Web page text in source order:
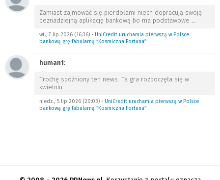
Zamiast zajmować się pierdołami niech dopracują swoją
beznadziejną aplikację bankową bo ma podstawowe …
wt., 7 lip 2026 (16:36) • UniCredit uruchamia pierwszą w Polsce
bankową grę fabularną “Kosmiczna Fortuna”
human1:
Trochę spóźniony ten news. Ta gra rozpoczęła się w
kwietniu. …
niedz., 5 lip 2026 (20:03) • UniCredit uruchamia pierwszą w Polsce
bankową grę fabularną “Kosmiczna Fortuna”